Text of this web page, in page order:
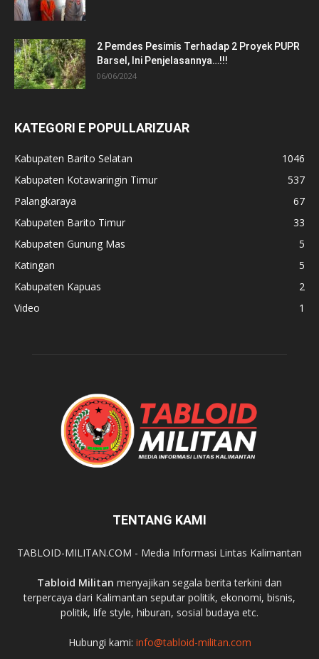
2 Pemdes Pesimis Terhadap 2 Proyek PUPR
Barsel, Ini Penjelasannya…!!!
06/06/2024
KATEGORI E POPULLARIZUAR
Kabupaten Barito Selatan
1046
Kabupaten Kotawaringin Timur
537
Palangkaraya
67
Kabupaten Barito Timur
33
Kabupaten Gunung Mas
5
Katingan
5
Kabupaten Kapuas
2
Video
1
TENTANG KAMI
TABLOID-MILITAN.COM - Media Informasi Lintas Kalimantan
Tabloid Militan menyajikan segala berita terkini dan
terpercaya dari Kalimantan seputar politik, ekonomi, bisnis,
politik, life style, hiburan, sosial budaya etc.
Hubungi kami: info@tabloid-militan.com